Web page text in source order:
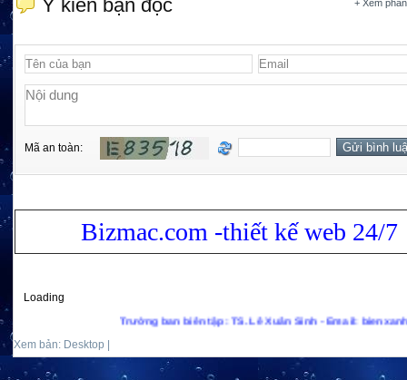
+ Xem
Ý kiến bạn đọc
Mã an toàn:
Bizmac.com -thiết kế web 24/7
Loading
Trưởng ban biên tập: TS. Lê Xuân Sinh - Email:
Xem bản: Desktop |